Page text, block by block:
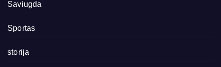
Saviugda
Sportas
storija